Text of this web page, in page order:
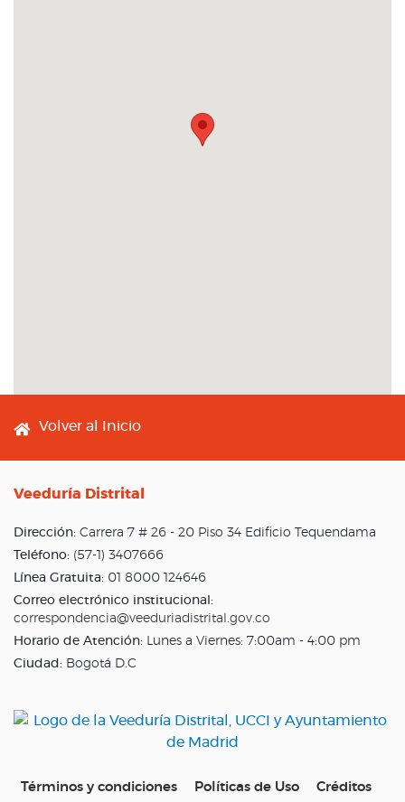
Footer menu
Volver al Inicio
Veeduría Distrital
Dirección: Carrera 7 # 26 - 20 Piso 34 Edificio Tequendama
Teléfono: (57-1) 3407666
Línea Gratuita: 01 8000 124646
Correo electrónico institucional:
correspondencia@veeduriadistrital.gov.co
Horario de Atención: Lunes a Viernes: 7:00am - 4:00 pm
Ciudad: Bogotá D.C
Términos y condiciones Políticas de Uso Créditos